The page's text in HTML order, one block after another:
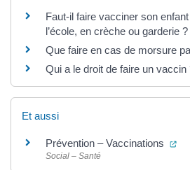
Faut-il faire vacciner son
l’école, en crèche ou garderie ?
Que faire en cas de morsure
Qui a le droit de faire un vaccin
Et aussi
Prévention – Vaccinations
Social – Santé